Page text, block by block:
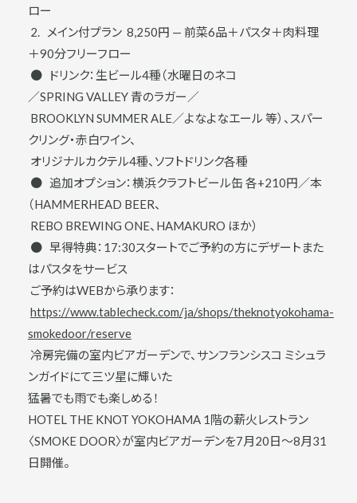
ロー
2. メイン付プラン 8,250円 — 前菜6品＋パスタ＋肉料理
＋90分フリーフロー
● ドリンク：生ビール4種（水曜日のネコ
∕SPRING VALLEY ⻘のラガー∕
BROOKLYN SUMMER ALE∕よなよなエール 等）、スパー
クリング‧赤白ワイン、
オリジナルカクテル4種、ソフトドリンク各種
● 追加オプション：横浜クラフトビール缶 各+210円∕本
（HAMMERHEAD BEER、
REBO BREWING ONE、HAMAKURO ほか）
● 早得特典：17:30スタートでご予約の方にデザートまた
はパスタをサービス
ご予約はWEBから承ります：
https://www.tablecheck.com/ja/shops/theknotyokohama-
smokedoor/reserve
冷房完備の室内ビアガーデンで、サンフランシスコ ミシュラ
ンガイドにて三ツ星に輝いた
猛暑でも雨でも楽しめる！
HOTEL THE KNOT YOKOHAMA 1階の薪火レストラン
〈SMOKE DOOR〉が室内ビアガーデンを7月20日〜8月31
日開催。